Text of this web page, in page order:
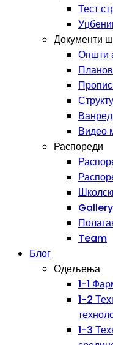
Тест
Документи
Општи
Видео
Распореди
Gallery
Team
Блог
Одељења
1-1
1-2
1-3